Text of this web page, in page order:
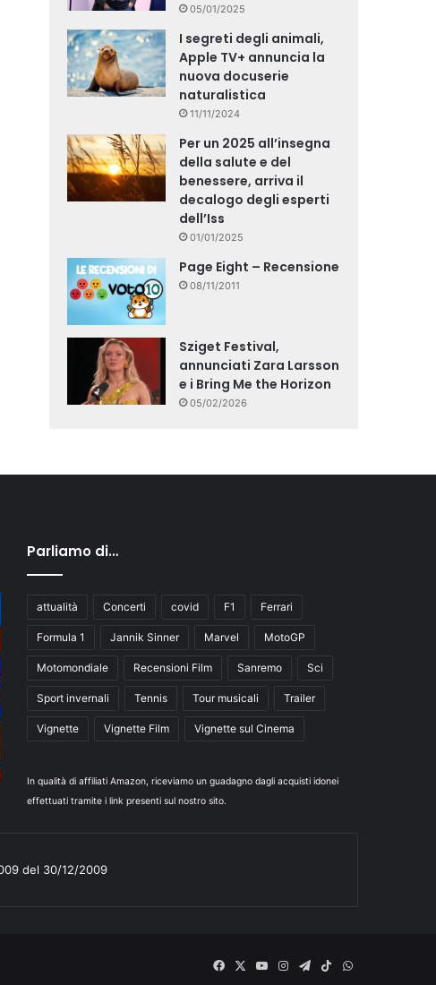
05/01/2025
I segreti degli animali,
Apple TV+ annuncia la
nuova docuserie
naturalistica
11/11/2024
Per un 2025 all’insegna
della salute e del
benessere, arriva il
decalogo degli esperti
dell’Iss
01/01/2025
Page Eight – Recensione
08/11/2011
Sziget Festival,
annunciati Zara Larsson
e i Bring Me the Horizon
05/02/2026
Parliamo di…
attualità Concerti covid F1 Ferrari
Formula 1 Jannik Sinner Marvel MotoGP
Motomondiale Recensioni Film Sanremo Sci
Sport invernali Tennis Tour musicali Trailer
Vignette Vignette Film Vignette sul Cinema
In qualità di affiliati Amazon, riceviamo un guadagno dagli acquisti idonei
effettuati tramite i link presenti sul nostro sito.
del 30/12/2009
Facebook
X
YouInstagram
Telegram
TikTokWhatsApp